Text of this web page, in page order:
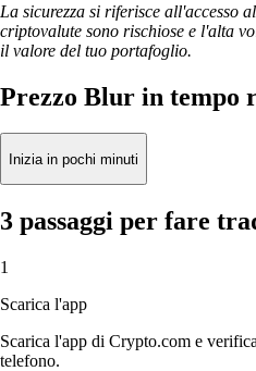
La sicurezza si riferisce all'accesso
criptovalute sono rischiose e l'alta
il valore del tuo portafoglio.
Prezzo Blur in tempo
Inizia in pochi minuti
3 passaggi per fare
1
Scarica l'app
Scarica l'app di Crypto.com e
telefono.